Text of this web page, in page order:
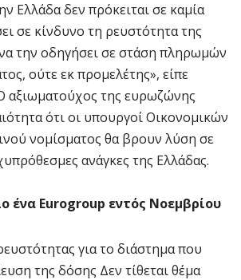
Ελλάδα δεν πρόκειται σε καμία
σε κίνδυνο τη ρευστότητα της
την οδηγήσει σε στάση πληρωμών
ούτε εκ προμελέτης», είπε
αξιωματούχος της ευρωζώνης
ότι οι υπουργοί Οικονομικών
νομίσματος θα βρουν λύση σε
ανάγκες της Ελλάδας.
ένα Eurogroup εντός Νοεμβρίου
για το διάστημα που
της δόσης Δεν τίθεται θέμα